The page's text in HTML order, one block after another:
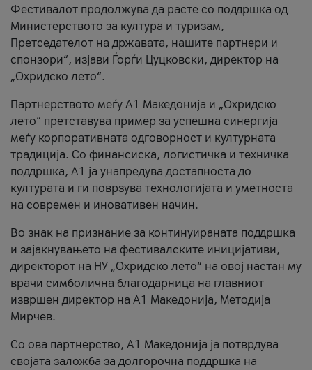
Фестивалот продолжува да расте со поддршка од
Министерството за култура и туризам,
Претседателот на државата, нашите партнери и
спонзори“, изјави Ѓорѓи Цуцковски, директор на
„Охридско лето“.
Партнерството меѓу A1 Македонија и „Охридско
лето“ претставува пример за успешна синергија
меѓу корпоративната одговорност и културната
традиција. Со финансиска, логистичка и техничка
поддршка, A1 ја унапредува достапноста до
културата и ги поврзува технологијата и уметноста
на современ и иновативен начин.
Во знак на признание за континуираната поддршка
и зајакнувањето на фестивалските иницијативи,
директорот на НУ „Охридско лето“ на овој настан му
врачи симболична благодарница на главниот
извршен директор на A1 Македонија, Методија
Мирчев.
Со ова партнерство, A1 Македонија ја потврдува
својата заложба за долгорочна поддршка на